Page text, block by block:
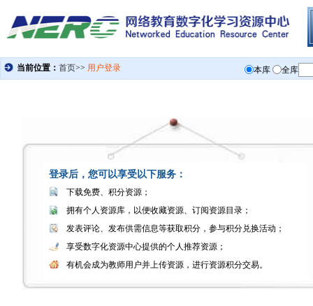
登录后，您可以享受以下服务：
下载免费、积分资源；
拥有个人资源库，以便收藏资源、订阅资源目录；
发表评论、发布供需信息等获取积分，参与积分兑换活动；
享受数字化资源中心提供的个人推荐资源；
有机会成为教师用户并上传资源，进行资源积分交易。